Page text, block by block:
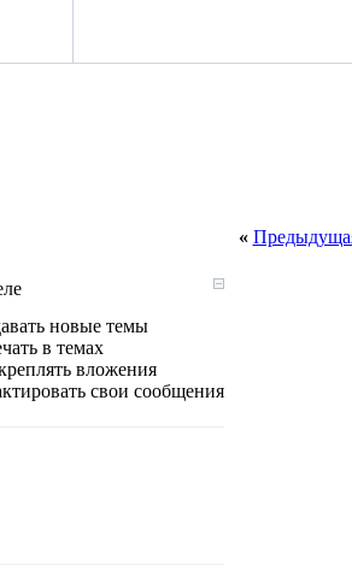
«
новые темы
в темах
вложения
свои сообщения